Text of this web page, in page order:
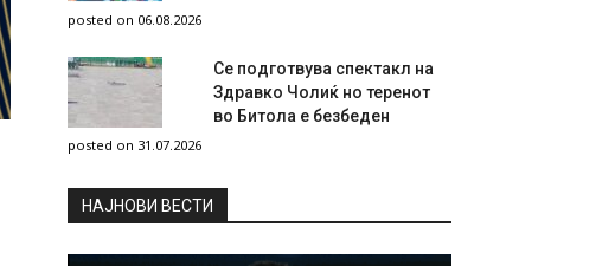
posted on 06.08.2026
Се подготвува спектакл на
Здравко Чолиќ но теренот
во Битола е безбеден
posted on 31.07.2026
НAЈНОВИ ВЕСТИ